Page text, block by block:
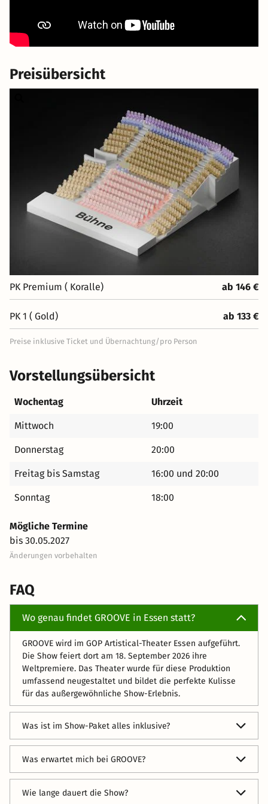
Preisübersicht
PK Premium ( Koralle) ab 146 €
PK 1 ( Gold) ab 133 €
Preise inklusive Ticket und Übernachtung/pro Person
Vorstellungsübersicht
Wochentag Uhrzeit
Mittwoch 19:00
Donnerstag 20:00
Freitag bis Samstag 16:00 und 20:00
Sonntag 18:00
Mögliche Termine
bis 30.05.2027
Änderungen vorbehalten
FAQ
Wo genau findet GROOVE in Essen statt?
GROOVE wird im GOP Artistical-Theater Essen aufgeführt.
Die Show feiert dort am 18. September 2026 ihre
Weltpremiere. Das Theater wurde für diese Produktion
umfassend neugestaltet und bildet die perfekte Kulisse
für das außergewöhnliche Show-Erlebnis.
Was ist im Show-Paket alles inklusive?
gebuchten Kategorie, die Übernachtung im ausgewählten
Hotel sowie Frühstück.
Was erwartet mich bei GROOVE?
Disco-Ära der 1970er Jahre mit Weltklasse-Artistik,
Wie lange dauert die Show?